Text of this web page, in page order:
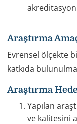
Araştırma
Evrensel ölçekte
katkıda
Araştırma
Yapılan
ve kalitesini